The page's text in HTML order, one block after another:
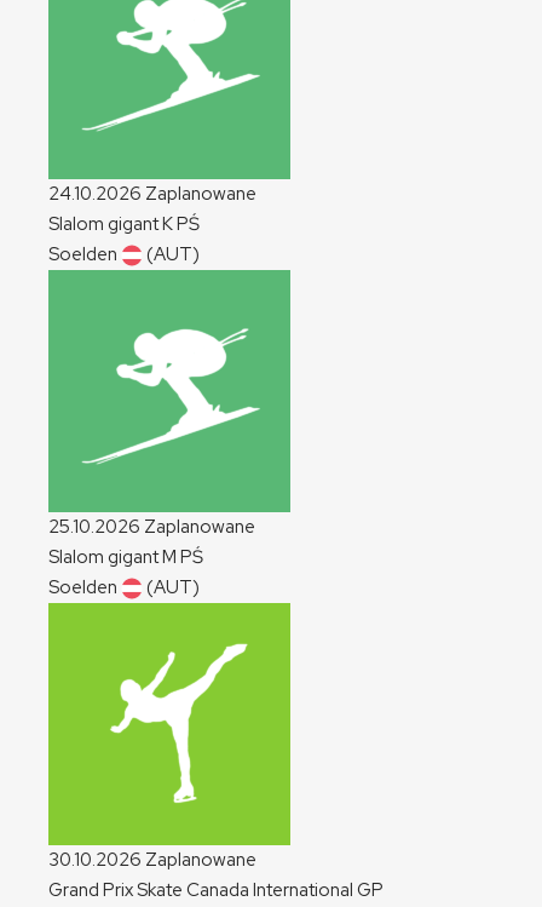
24.10.2026 Zaplanowane
Slalom gigantKPŚ
Soelden
(AUT)
25.10.2026 Zaplanowane
Slalom gigantM PŚ
Soelden
(AUT)
30.10.2026 Zaplanowane
Grand Prix Skate Canada International GP